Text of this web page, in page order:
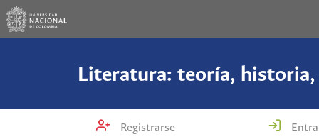
Literatura: teoría,
Registrarse